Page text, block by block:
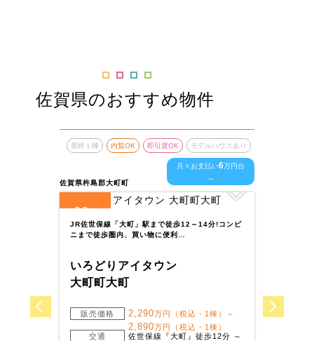
佐賀県のおすすめ物件
佐賀県杵島郡大町町
最終１棟 内覧OK 即引渡OK モデルハウスあり
月々お支払い6万円台
～
23
JR佐世保線「大町」駅まで徒歩12～14分!コンビ
ニまで徒歩圏内、買い物に便利…
いろどりアイタウン
大町町大町
販売価格 2,290万円（税込・1棟）～
2,890万円（税込・1棟）
交通
佐世保線『大町』徒歩12分 ～